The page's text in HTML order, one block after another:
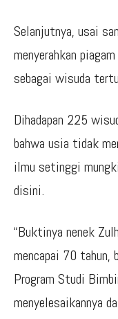
Selanjutnya, usai
menyerahkan
sebagai wisuda
Dihadapan 225
bahwa usia tidak
ilmu setinggi
disini.
“Buktinya nenek
mencapai 70 tahun,
Program Studi
menyelesaikannya